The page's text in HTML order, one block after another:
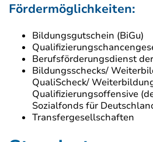
Fördermöglichkeiten:
Bildungsgutschein (BiGu)
Berufsförderungsdienst
Bildungsschecks/
QualiScheck/
Qualifizierungsoffensive
Sozialfonds für
Transfergesellschaften